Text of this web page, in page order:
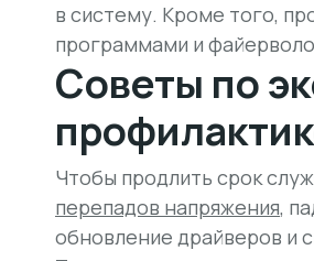
в систему. Кроме того,
программами и
Советы по
Чтобы продлить срок
перепадов напряжения,
обновление драйверов и